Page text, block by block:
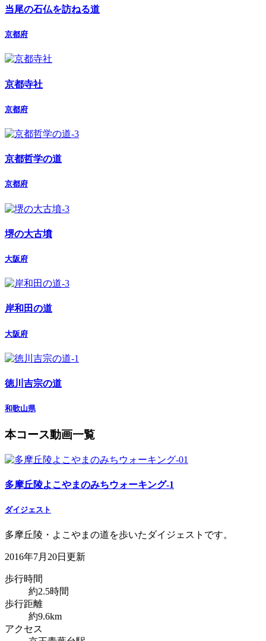
当尾の石仏を訪ねる道
京都府
京都寺社
京都府
京都哲学の道
京都府
堺の大古墳
大阪府
岸和田の道
大阪府
徳川吉宗の道
和歌山県
本コース動画一覧
多摩丘陵よこやまのみちウォーキング-1
ダイジェスト
多摩丘陵・よこやまの道を歩いたダイジェストです。
2016年7月20日更新
歩行時間
約2.5時間
歩行距離
約9.6km
アクセス